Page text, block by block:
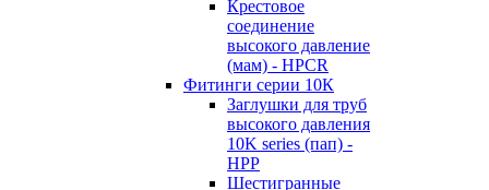
Крестовое
соединение
высокого давление
(мам) - HPCR
Фитинги серии 10К
Заглушки для труб
высокого давления
10K series (пап) -
HPP
Шестигранные